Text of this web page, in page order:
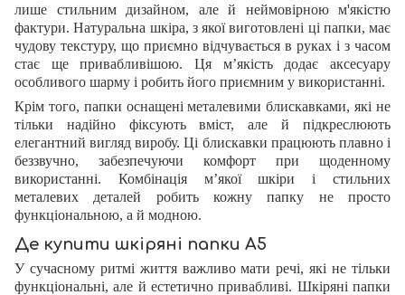
лише стильним дизайном, але й неймовірною м'якістю
фактури. Натуральна шкіра, з якої виготовлені ці папки, має
чудову текстуру, що приємно відчувається в руках і з часом
стає ще привабливішою. Ця м’якість додає аксесуару
особливого шарму і робить його приємним у використанні.
Крім того, папки оснащені металевими блискавками, які не
тільки надійно фіксують вміст, але й підкреслюють
елегантний вигляд виробу. Ці блискавки працюють плавно і
беззвучно, забезпечуючи комфорт при щоденному
використанні. Комбінація м’якої шкіри і стильних
металевих деталей робить кожну папку не просто
функціональною, а й модною.
Де купити шкіряні папки А5
У сучасному ритмі життя важливо мати речі, які не тільки
функціональні, але й естетично привабливі. Шкіряні папки